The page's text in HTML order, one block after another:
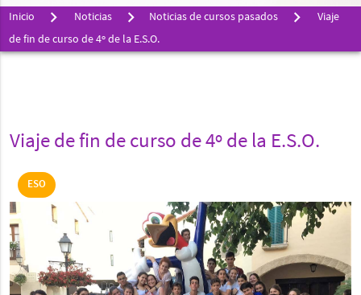
Inicio Noticias Noticias de cursos pasados
Viaje
de fin de curso de 4º de la E.S.O.
Viaje de fin de curso de 4º de la E.S.O.
ESO